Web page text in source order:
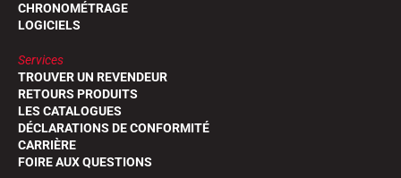
CHRONOMÉTRAGE
LOGICIELS
Services
TROUVER UN REVENDEUR
RETOURS PRODUITS
LES CATALOGUES
DÉCLARATIONS DE CONFORMITÉ
CARRIÈRE
FOIRE AUX QUESTIONS